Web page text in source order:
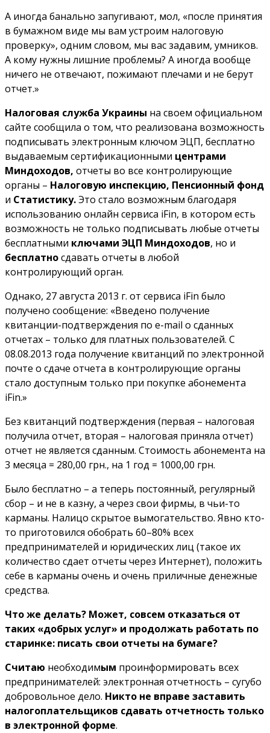
А иногда банально запугивают, мол, «после принятия
в бумажном виде мы вам устроим налоговую
проверку», одним словом, мы вас задавим, умников.
А кому нужны лишние проблемы? А иногда вообще
ничего не отвечают, пожимают плечами и не берут
отчет.»
Налоговая служба Украины на своем официальном
сайте сообщила о том, что реализована возможность
подписывать электронным ключом ЭЦП, бесплатно
выдаваемым сертификационными центрами
Миндоходов, отчеты во все контролирующие
органы – Налоговую инспекцию, Пенсионный фонд
и Статистику.Это стало возможным благодаря
использованию онлайн сервиса iFin, в котором есть
возможность не только подписывать любые отчеты
бесплатными ключами ЭЦП Миндоходов, но и
бесплатносдавать отчеты в любой
контролирующий орган.
Однако, 27 августа 2013 г. от сервиса iFin было
получено сообщение: «Введено получение
квитанции-подтверждения по e-mail о сданных
отчетах – только для платных пользователей. С
08.08.2013 года получение квитанций по электронной
почте о сдаче отчета в контролирующие органы
стало доступным только при покупке абонемента
iFin.»
Без квитанций подтверждения (первая – налоговая
получила отчет, вторая – налоговая приняла отчет)
отчет не является сданным. Стоимость абонемента на
3 месяца = 280,00 грн., на 1 год = 1000,00 грн.
Было бесплатно – а теперь постоянный, регулярный
сбор – и не в казну, а через свои фирмы, в чьи-то
карманы. Налицо скрытое вымогательство. Явно кто-
то приготовился обобрать 60–80% всех
предпринимателей и юридических лиц (такое их
количество сдает отчеты через Интернет), положить
себе в карманы очень и очень приличные денежные
средства.
Что же делать? Может, совсем отказаться от
таких «добрых услуг» и продолжать работать по
старинке: писать свои отчеты на бумаге?
Считаю необходимым проинформировать всех
предпринимателей: электронная отчетность – сугубо
добровольное дело. Никто не вправе заставить
налогоплательщиков сдавать отчетность только
в электронной форме.